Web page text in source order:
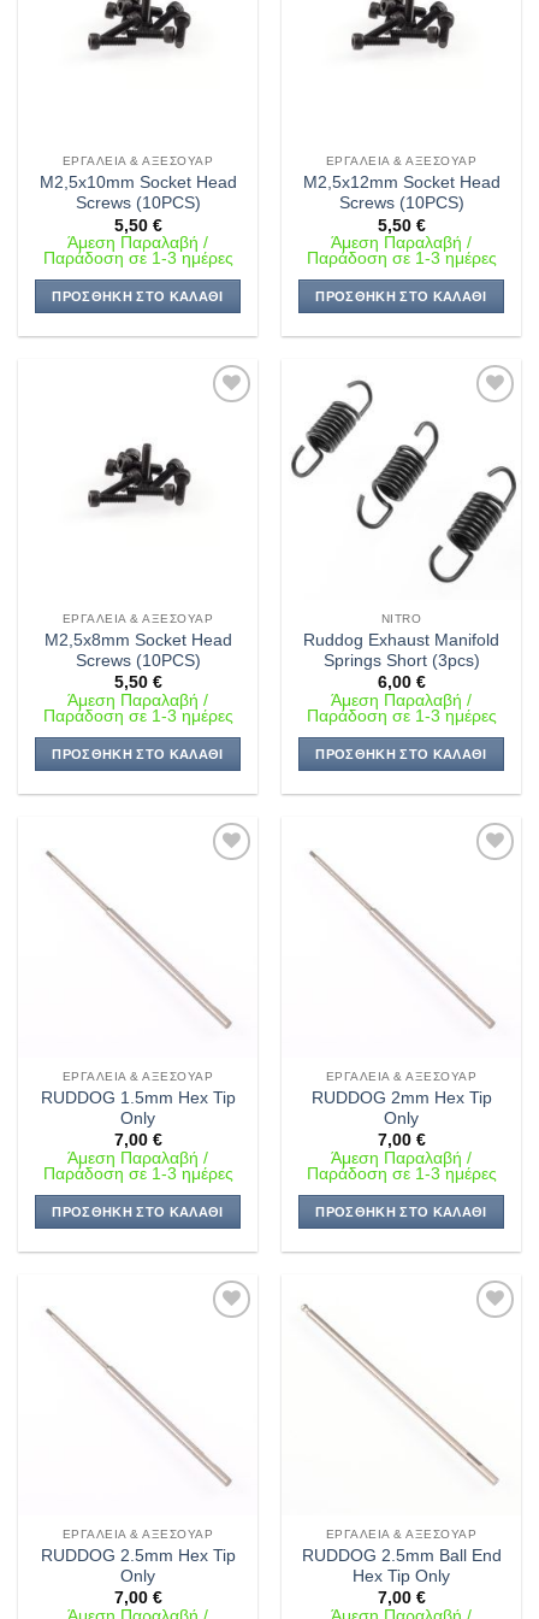
ΕΡΓΑΛΕΊΑ & ΑΞΕΣΟΥΆΡ
M2,5x10mm Socket Head
Screws (10PCS)
5,50 €
Άμεση Παραλαβή /
Παράδοση σε 1-3 ημέρες
ΠΡΟΣΘΉΚΗ ΣΤΟ ΚΑΛΆΘΙ
ΕΡΓΑΛΕΊΑ & ΑΞΕΣΟΥΆΡ
M2,5x12mm Socket Head
Screws (10PCS)
5,50 €
Άμεση Παραλαβή /
Παράδοση σε 1-3 ημέρες
ΠΡΟΣΘΉΚΗ ΣΤΟ ΚΑΛΆΘΙ
ΕΡΓΑΛΕΊΑ & ΑΞΕΣΟΥΆΡ
M2,5x8mm Socket Head
Screws (10PCS)
5,50 €
Άμεση Παραλαβή /
Παράδοση σε 1-3 ημέρες
ΠΡΟΣΘΉΚΗ ΣΤΟ ΚΑΛΆΘΙ
NITRO
Ruddog Exhaust Manifold
Springs Short (3pcs)
6,00 €
Άμεση Παραλαβή /
Παράδοση σε 1-3 ημέρες
ΠΡΟΣΘΉΚΗ ΣΤΟ ΚΑΛΆΘΙ
ΕΡΓΑΛΕΊΑ & ΑΞΕΣΟΥΆΡ
RUDDOG 1.5mm Hex Tip
Only
7,00 €
Άμεση Παραλαβή /
Παράδοση σε 1-3 ημέρες
ΠΡΟΣΘΉΚΗ ΣΤΟ ΚΑΛΆΘΙ
ΕΡΓΑΛΕΊΑ & ΑΞΕΣΟΥΆΡ
RUDDOG 2mm Hex Tip
Only
7,00 €
Άμεση Παραλαβή /
Παράδοση σε 1-3 ημέρες
ΠΡΟΣΘΉΚΗ ΣΤΟ ΚΑΛΆΘΙ
ΕΡΓΑΛΕΊΑ & ΑΞΕΣΟΥΆΡ
RUDDOG 2.5mm Hex Tip
Only
7,00 €
Άμεση Παραλαβή /
ΕΡΓΑΛΕΊΑ & ΑΞΕΣΟΥΆΡ
RUDDOG 2.5mm Ball End
Hex Tip Only
7,00 €
Άμεση Παραλαβή /